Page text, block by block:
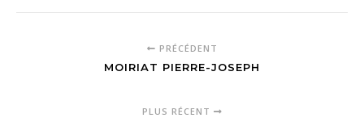
PRÉCÉDENT
MOIRIAT PIERRE-JOSEPH
PLUS RÉCENT